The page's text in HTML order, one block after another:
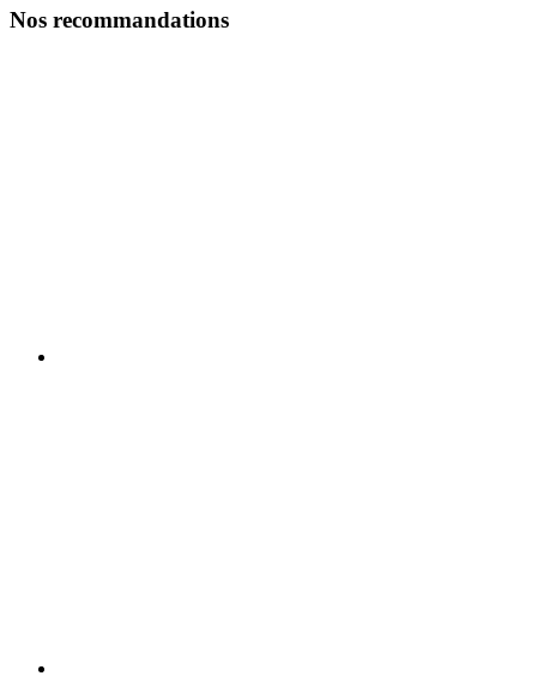
Nos recommandations